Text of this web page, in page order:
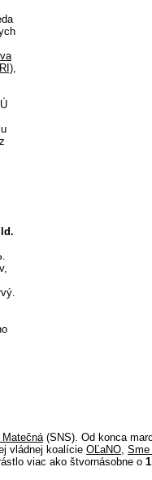
,
z
.
Matečná(SNS). Od konca
vládnej koalície OĽaNO, Sme
viac ako štvornásobne o